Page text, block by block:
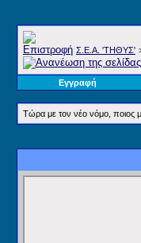
Σ.E.A. 'ΤΗΘΥΣ'
Εγγραφή
Τώρα με τον νέο νόμο, ποιος